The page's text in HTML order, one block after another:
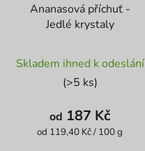
Ananasová příchuť -
Jedlé krystaly
hodnocení
produktu
je
5,0
Skladem ihned k odeslání
(>5 ks)
od 187 Kč
Měrná
od 119,40 Kč / 100 g